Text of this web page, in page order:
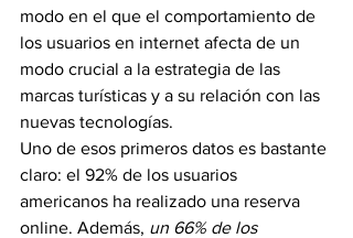
modo en el que el comportamiento de
los usuarios en internet afecta de un
modo crucial a la estrategia de las
marcas turísticas y a su relación con las
nuevas tecnologías.
Uno de esos primeros datos es bastante
claro: el 92% de los usuarios
americanos ha realizado una reserva
online. Además, un 66% de los